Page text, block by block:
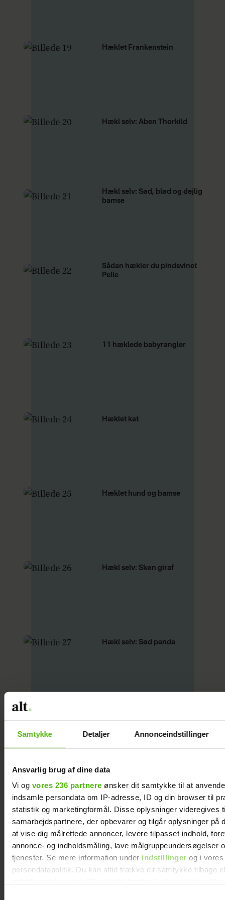
Samtykke Detaljer Annonceindstillinger
Ansvarlig brug af dine data
Vi og vores 236 partnere ønsker dit samtykke til at
indsamle persondata om IP-adresse, ID og din browser til
statistik og marketingformål. Disse oplysninger videregives
samarbejdspartnere, der opbevarer og tilgår oplysninger på
at vise dig målrettede annoncer, levere tilpasset indhold,
annonce- og indholdsmåling, lave målgruppeundersøgelser
tjenester. Se mere information under indstillinger og i vores
persondatapolitik. Du kan altid trække dit samtykke tilbage
Hæklet Frankenstein
Hækl selv: Aben Thorkild
Hækl selv: Sød, blød og dejlig
bamse
Sådan hækler du pindsvinet
Pelle
11 hæklede babyrangler
Hæklet kat
Hæklet hund og bamse
Hækl selv: Skøn giraf
Hækl selv: Sød panda
Hækl selv: Aflang grisepude
Hækl selv: Kinesisk
lykkedrage